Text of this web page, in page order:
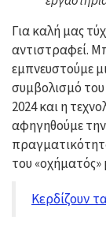
Για καλή μας
αντιστραφεί.
εμπνευστούμε
συμβολισμό
2024 και η
αφηγηθούμε την
του «οχήματός»
Κερδίζουν